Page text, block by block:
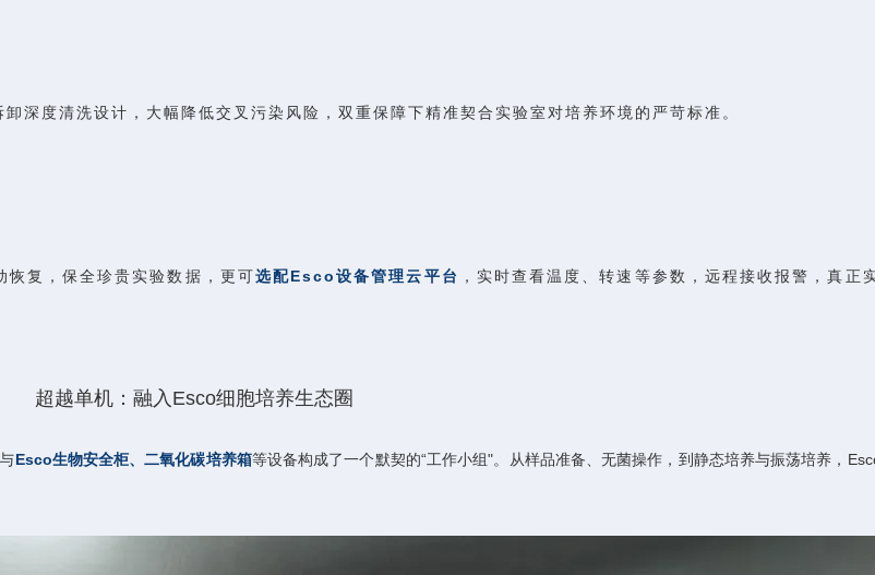
深度清洗设计，大幅降低交叉污染风险，双重保障下精准契合实验室对培养环境的严苛标准。
恢复，保全珍贵实验数据，更可选配Esco设备管理云平台 ，实时查看温度、转速等参数，远程接收报警，真正
超越单机：融入Esco细胞培养生态圈
Esco生物安全柜、二氧化碳培养箱等设备构成了一个默契的“工作小组"。从样品准备、无菌操作，到静态培养与振荡培养，